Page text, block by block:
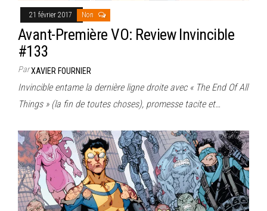
21 février 2017 Non
Avant-Première VO: Review Invincible
#133
ParXAVIER FOURNIER
Invincible entame la dernière ligne droite avec « The End Of All
Things » (la fin de toutes choses), promesse tacite et…